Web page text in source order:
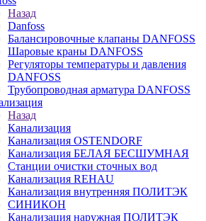
Назад
Danfoss
Балансировочные клапаны DANFOSS
Шаровые краны DANFOSS
Регуляторы температуры и давления
DANFOSS
Трубопроводная арматура DANFOSS
Назад
Канализация
Канализация OSTENDORF
Канализация БЕЛАЯ БЕСШУМНАЯ
Станции очистки сточных вод
Канализация REHAU
Канализация внутренняя ПОЛИТЭК
СИНИКОН
Канализация наружная ПОЛИТЭК